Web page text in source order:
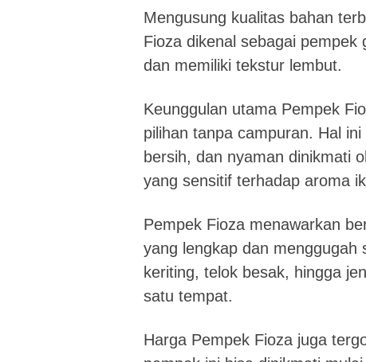
Mengusung kualitas bahan
Fioza dikenal sebagai
dan memiliki tekstur lembut.
Keunggulan utama Pempek
pilihan tanpa campuran. Hal
bersih, dan nyaman dinikmati
yang sensitif terhadap aroma
Pempek Fioza menawarkan
yang lengkap dan menggugah
keriting, telok besak, hingga
satu tempat.
Harga Pempek Fioza juga